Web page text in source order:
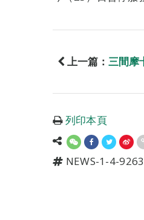
上一篇： 三間摩
列印本頁
NEWS-1-4-